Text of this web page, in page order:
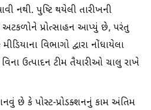
નથી. પુષ્ટિ થયેલી તારીખની
અટકળોને પ્રોત્સાહન આપ્યું છે, પરંતુ
વિભાગો દ્વારા નોંધાયેલા
ઉત્પાદન ટીમ તૈયારીઓ ચાલુ રાખે
છે કે પોસ્ટ-પ્રોડક્શનનું કામ અંતિમ